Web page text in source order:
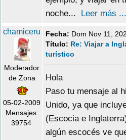
noche... Leer más ...
chamiceru
Moderador
de Zona
05-02-2009
Mensajes:
39754
Fecha: Dom Nov 11,
Título: Re: Viajar a
turístico
Hola
Paso tu mensaje al
Unido, ya que
(Escocia e
algún escocés ve